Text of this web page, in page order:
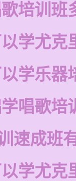
培训班
学尤克
学乐器
唱歌培
速成班
学尤克